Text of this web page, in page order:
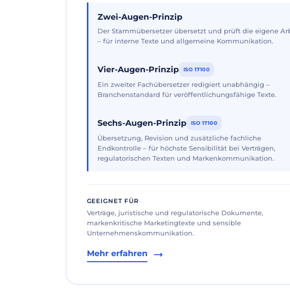
Zwei-Augen-Prinzip
Der Stammübersetzer übersetzt und prüft die eigene
– für interne Texte und allgemeine Kommunikation.
Vier-Augen-Prinzip ISO 17100
Ein zweiter Fachübersetzer redigiert unabhängig –
Branchenstandard für veröffentlichungsfähige Texte.
Sechs-Augen-Prinzip ISO 17100
Übersetzung, Revision und zusätzliche fachliche
Endkontrolle – für höchste Sensibilität bei Verträgen,
regulatorischen Texten und Markenkommunikation.
GEEIGNET FÜR
Verträge, juristische und regulatorische Dokumente,
markenkritische Marketingtexte und sensible
Unternehmenskommunikation.
Mehr erfahren